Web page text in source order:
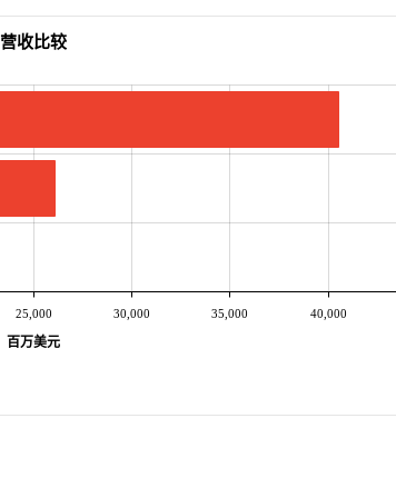
25,000 30,000 35,000 40,000
百万美元
营收比较